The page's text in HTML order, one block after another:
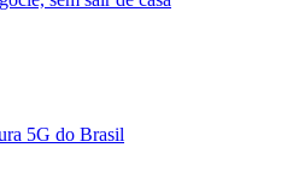
5G do Brasil